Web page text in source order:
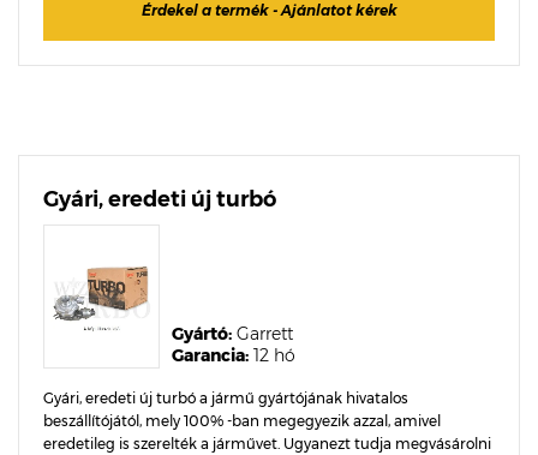
Érdekel a termék - Ajánlatot kérek
Gyári, eredeti új turbó
Garancia: 12 hó
Gyártó: Garrett
Gyári, eredeti új turbó a jármű gyártójának hivatalos
beszállítójától, mely 100% -ban megegyezik azzal, amivel
eredetileg is szerelték a járművet. Ugyanezt tudja megvásárolni